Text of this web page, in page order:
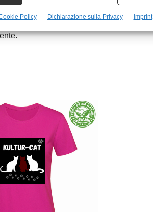
Policy Dichiarazione sulla Privacy Imprint
puoi acquistare i nostri gadget.